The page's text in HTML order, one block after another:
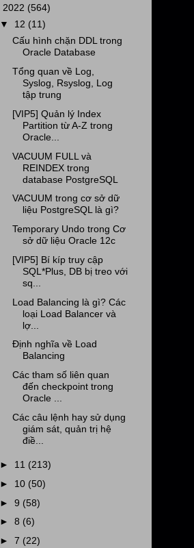
2022 (564)
▼ 12 (11)
Cấu hình chặn DDL trong
Oracle Database
Tổng quan về Log,
Syslog, Rsyslog, Log
tập trung
[VIP5] Quản lý Index
Partition từ A-Z trong
Oracle...
VACUUM FULL và
REINDEX trong
database PostgreSQL
VACUUM trong cơ sở dữ
liệu PostgreSQL là gì?
Temporary Undo trong Cơ
sở dữ liệu Oracle 12c
[VIP5] Bí kíp truy cập
SQL*Plus, DB bị treo với
sq...
Load Balancing là gì? Các
loại Load Balancer và
lợ...
Định nghĩa về Load
Balancing
Các tham số liên quan
đến checkpoint trong
Oracle ...
Các câu lệnh hay sử dụng
giám sát, quản trị hệ
điề...
► 11 (213)
► 10 (50)
►9 (58)
►8 (6)
►7 (22)